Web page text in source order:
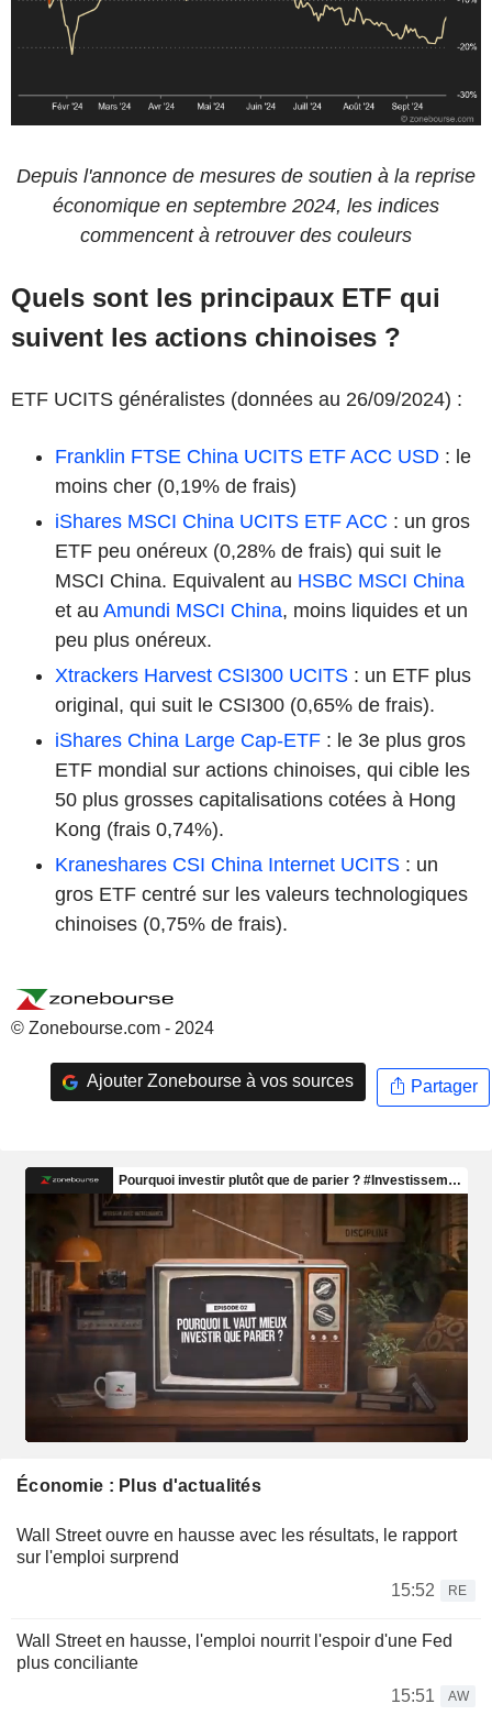
Depuis l'annonce de mesures de soutien à la reprise
économique en septembre 2024, les indices
commencent à retrouver des couleurs
Quels sont les principaux ETF qui
suivent les actions chinoises ?
ETF UCITS généralistes (données au 26/09/2024) :
Franklin FTSE China UCITS ETF ACC USD : le
moins cher (0,19% de frais)
iShares MSCI China UCITS ETF ACC : un gros
ETF peu onéreux (0,28% de frais) qui suit le
MSCI China. Equivalent au HSBC MSCI China
et au Amundi MSCI China, moins liquides et un
peu plus onéreux.
Xtrackers Harvest CSI300 UCITS : un ETF plus
original, qui suit le CSI300 (0,65% de frais).
iShares China Large Cap-ETF : le 3e plus gros
ETF mondial sur actions chinoises, qui cible les
50 plus grosses capitalisations cotées à Hong
Kong (frais 0,74%).
Kraneshares CSI China Internet UCITS : un
gros ETF centré sur les valeurs technologiques
chinoises (0,75% de frais).
© Zonebourse.com - 2024
Ajouter Zonebourse à vos sources Partager
Économie : Plus d'actualités
Wall Street ouvre en hausse avec les résultats, le rapport
sur l'emploi surprend
15:52
RE
Wall Street en hausse, l'emploi nourrit l'espoir d'une Fed
plus conciliante
15:51
AW